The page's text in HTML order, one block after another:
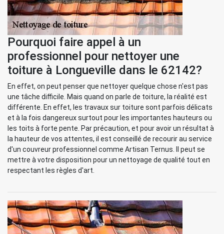
Pourquoi faire appel à un
professionnel pour nettoyer une
toiture à Longueville dans le 62142?
En effet, on peut penser que nettoyer quelque chose n'est pas
une tâche difficile. Mais quand on parle de toiture, la réalité est
différente. En effet, les travaux sur toiture sont parfois délicats
et à la fois dangereux surtout pour les importantes hauteurs ou
les toits à forte pente. Par précaution, et pour avoir un résultat à
la hauteur de vos attentes, il est conseillé de recourir au service
d'un couvreur professionnel comme Artisan Ternus. Il peut se
mettre à votre disposition pour un nettoyage de qualité tout en
respectant les règles d'art.